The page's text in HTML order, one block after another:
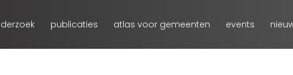
publicaties atlas voor gemeenten events